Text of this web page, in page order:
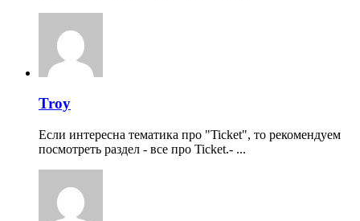
Troy
Если интересна тематика про "Ticket", то рекомендуем
посмотреть раздел - все про Ticket.- ...